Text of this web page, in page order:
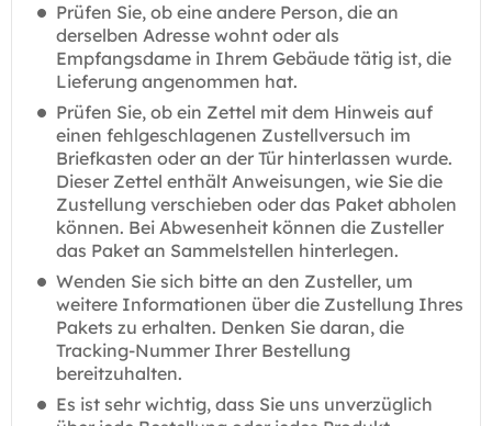
Prüfen Sie, ob eine andere Person, die an
derselben Adresse wohnt oder als
Empfangsdame in Ihrem Gebäude tätig ist, die
Lieferung angenommen hat.
Prüfen Sie, ob ein Zettel mit dem Hinweis auf
einen fehlgeschlagenen Zustellversuch im
Briefkasten oder an der Tür hinterlassen wurde.
Dieser Zettel enthält Anweisungen, wie Sie die
Zustellung verschieben oder das Paket abholen
können. Bei Abwesenheit können die Zusteller
das Paket an Sammelstellen hinterlegen.
Wenden Sie sich bitte an den Zusteller, um
weitere Informationen über die Zustellung Ihres
Pakets zu erhalten. Denken Sie daran, die
Tracking-Nummer Ihrer Bestellung
bereitzuhalten.
Es ist sehr wichtig, dass Sie uns unverzüglich